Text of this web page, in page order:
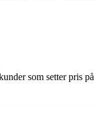
som setter pris